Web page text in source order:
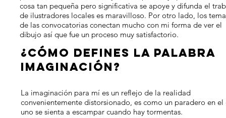
cosa tan pequeña pero significativa se apoye y difunda el
de ilustradores locales es maravilloso. Por otro lado, los
de las convocatorias conectan mucho con mi forma de ver el
dibujo así que fue un proceso muy satisfactorio.
¿CÓMO DEFINES LA PALABRA
IMAGINACIÓN?
La imaginación para mí es un reflejo de la realidad
convenientemente distorsionado, es como un paradero en el
uno se sienta a escampar cuando hay tormentas.